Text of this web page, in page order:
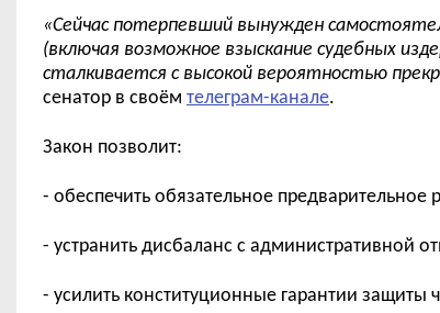
«Сейчас потерпевший вынужден
(включая возможное взыскание судебных
сталкивается с высокой вероятностью
сенатор в своём телеграм-канале.
Закон позволит:
- обеспечить обязательное предварительное
- устранить дисбаланс с административной
- усилить конституционные гарантии защиты